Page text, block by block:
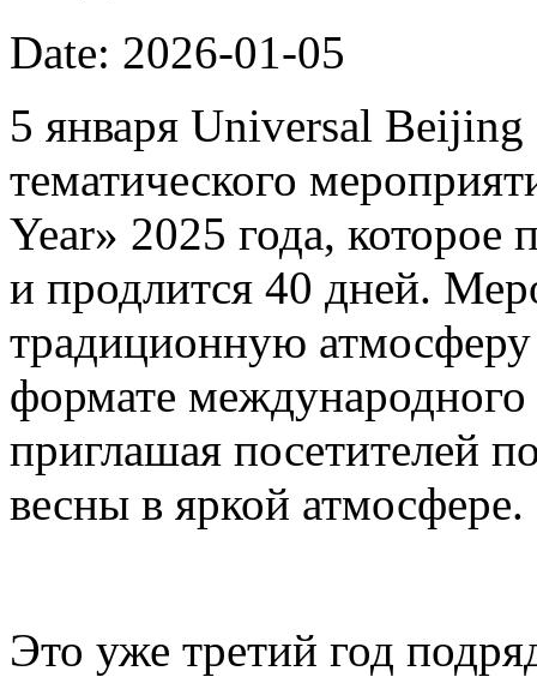
Date: 2026-01-05
5 января Universal
тематического
Year» 2025 года, которое
и продлится 40 дней.
традиционную атмосферу
формате международного
приглашая посетителей
весны в яркой атмосфере.
Это уже третий год